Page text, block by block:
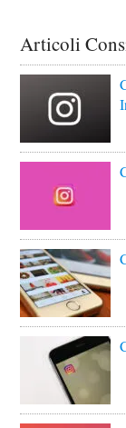
Articoli